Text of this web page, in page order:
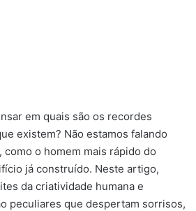
em quais são os recordes
existem? Não estamos falando
o homem mais rápido do
já construído. Neste artigo,
da criatividade humana e
peculiares que despertam sorrisos,